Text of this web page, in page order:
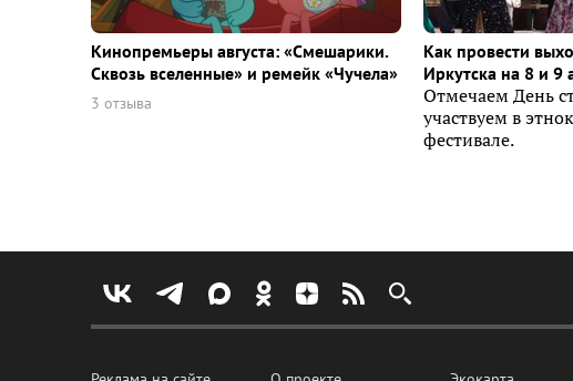
Кинопремьеры августа: «Смешарики.
Сквозь вселенные» и ремейк «Чучела»
3 отзыва
Как провести
Иркутска на 8 и 9
Отмечаем День
участвуем в
фестивале.